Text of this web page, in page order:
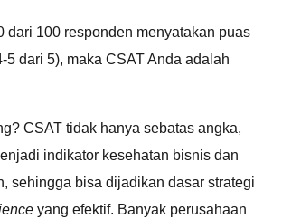
dari 100 responden menyatakan puas
5 dari 5), maka CSAT Anda adalah
CSAT tidak hanya sebatas angka,
indikator kesehatan bisnis dan
sehingga bisa dijadikan dasar strategi
yang efektif. Banyak perusahaan